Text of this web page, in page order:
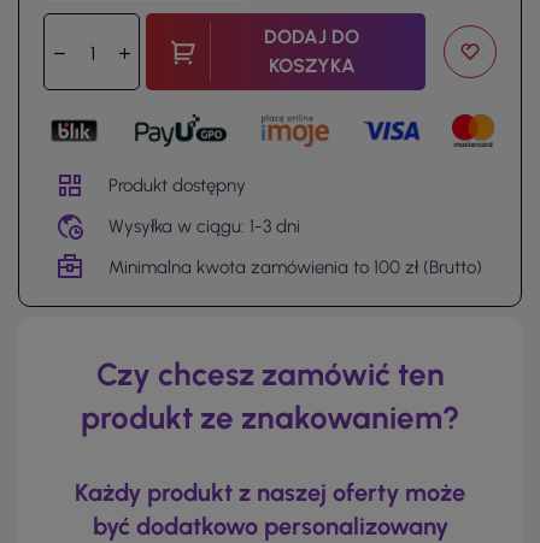
DODAJ DO
KOSZYKA
Produkt dostępny
Wysyłka w ciągu: 1-3 dni
Minimalna kwota zamówienia to 100 zł (Brutto)
Czy chcesz zamówić ten
produkt ze znakowaniem?
Każdy produkt z naszej oferty może
być dodatkowo personalizowany